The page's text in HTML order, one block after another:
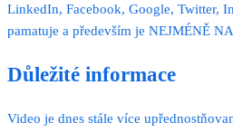
LinkedIn, Facebook, Google, Twitter,
pamatuje a především je NEJMÉNĚ
Důležité informace
Video je dnes stále více